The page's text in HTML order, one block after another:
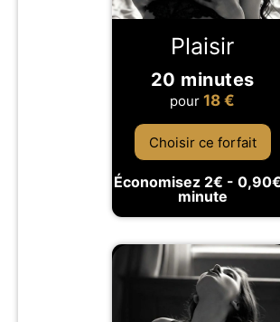
Plaisir
20 minutes
pour 18 €
Choisir ce forfait
Économisez 2€ -
minute